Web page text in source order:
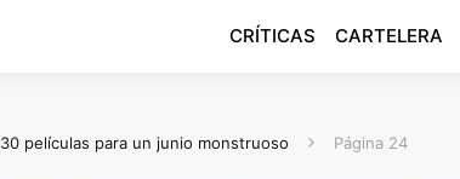
CRÍTICAS CARTELERA
30 películas para un junio monstruoso Página 24